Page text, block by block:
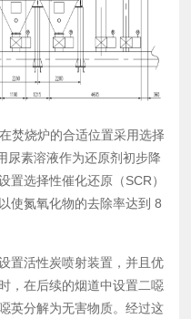
焚烧炉的合适位置采用选择
尿素溶液作为还原剂初步降
置选择性催化还原（SCR）
使氮氧化物的去除率达到 8
置活性炭喷射装置，并且优
，在后续的烟道中设置二噁
英分解为无害物质。经过这